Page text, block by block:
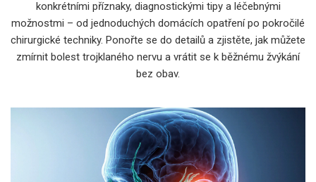
konkrétními příznaky, diagnostickými tipy a léčebnými
možnostmi – od jednoduchých domácích opatření po pokročilé
chirurgické techniky. Ponořte se do detailů a zjistěte, jak můžete
zmírnit bolest trojklaného nervu a vrátit se k běžnému žvýkání
bez obav.